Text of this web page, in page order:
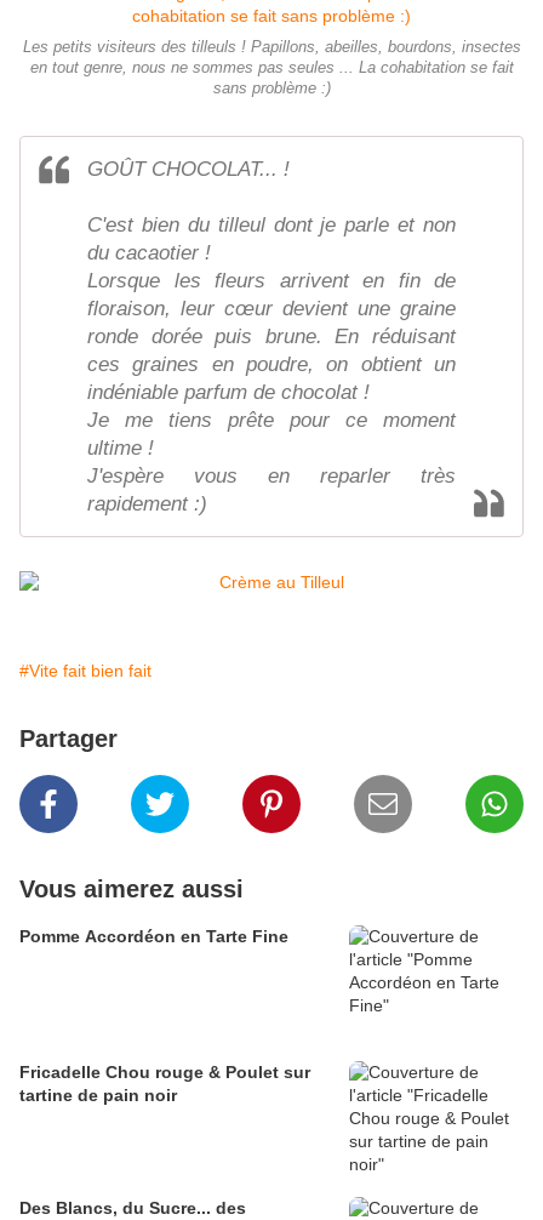
Les petits visiteurs des tilleuls ! Papillons, abeilles, bourdons, insectes
en tout genre, nous ne sommes pas seules ... La cohabitation se fait
sans problème :)
GOÛT CHOCOLAT... !
C'est bien du tilleul dont je parle et non
du cacaotier !
Lorsque les fleurs arrivent en fin de
floraison, leur cœur devient une graine
ronde dorée puis brune. En réduisant
ces graines en poudre, on obtient un
indéniable parfum de chocolat !
Je me tiens prête pour ce moment
ultime !
J'espère vous en reparler très
rapidement :)
#Vite fait bien fait
Partager
Vous aimerez aussi
Pomme Accordéon en Tarte Fine
Fricadelle Chou rouge & Poulet sur
tartine de pain noir
Des Blancs, du Sucre... des